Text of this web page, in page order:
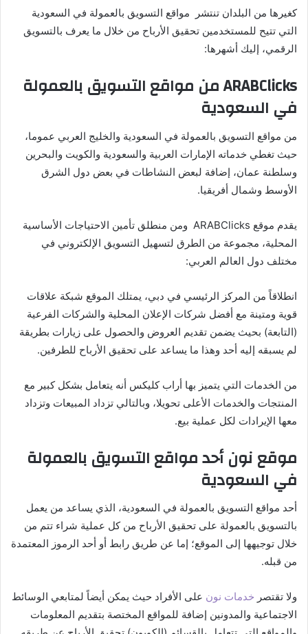
كغيرها من البلدان تنتشر مواقع التسويق بالعمولة في السعودية
التي تتيح للمستخدمين تحقيق الأرباح من خلال ما يعرف بالتسويق
الرقمي، إليك أشهرها:
ARABClicks من مواقع التسويق بالعمولة
في السعودية
من مواقع التسويق بالعمولة في السعودية والخليج العربي عموما،
حيث تغطي خدماته الإمارات العربية والسعودية والكويت والبحرين
وسلطنة عمان، إضافة لبعض النشاطات في بعض دول الشرق
الأوسط وشمال أفريقيا.
يقدم موقع ARABClicks ومن منطلق تأمين الاحتياجات الأساسية
المحلية، مجموعة من الطرق لتسهيل التسويق الإلكتروني في
مختلف دول العالم العربي:
انطلاقاً من المركز الرئيسي في دبي، يمتلك الموقع شبكة علاقات
قوية ومتينة مع أفضل شركات الإعلان المحلية والشركات الفرعية
(التابعة) بحيث يضمن تقديم العروض والحصول على زيارات بطريقة
لم يسبقه إليه أحد وهذا ما يساعد على تحقيق الأرباح للطرفين.
من الخدمات التي يتميز بها أراب كليكس أنه يتعامل بشكل كبير مع
المنتجات والخدمات الأعلى تحويلا، وبالتالي تزداد المبيعات وتزداد
معها الإيرادات لكل عملية بيع.
موقع نون أحد مواقع التسويق بالعمولة
في السعودية
أحد مواقع التسويق بالعمولة في السعودية، الذي يساعد من يعمل
بالتسويق بالعمولة على تحقيق الأرباح من كل عملية شراء تتم من
خلال توجيهها إلى الموقع؛ إما عن طريق رابط أو أحد الرموز المعتمدة
من قبله.
ولا تقتصر خدمات نون على الأفراد حيث يمكن أيضاً لمتابعي الوسائط
الاجتماعية والمدونين إضافة للمواقع المختصة بتقديم المعلومات